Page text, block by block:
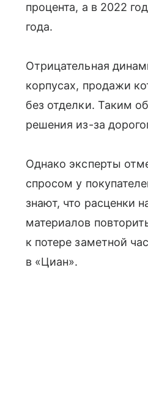
процента, а в 2022
года.
Отрицательная
корпусах, продажи
без отделки. Таким
решения из-за
Однако эксперты
спросом у
знают, что расценки
материалов
к потере заметной
в «Циан».